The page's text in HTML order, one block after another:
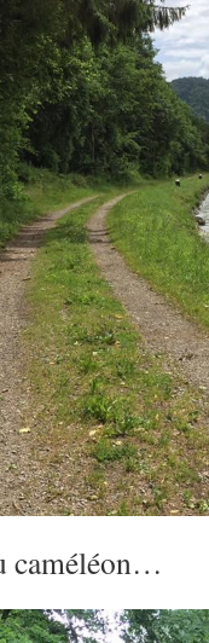
caméléon…